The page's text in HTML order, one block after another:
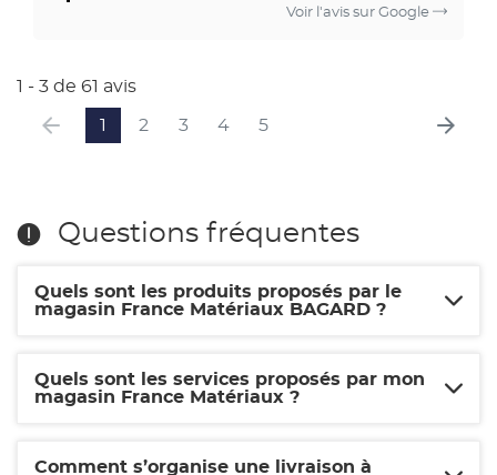
Voir l'avis sur Google
1 - 3 de 61 avis
1 2 3 4 5
Questions fréquentes
Quels sont les produits proposés par le
magasin France Matériaux BAGARD ?
Quels sont les services proposés par mon
magasin France Matériaux ?
Comment s’organise une livraison à